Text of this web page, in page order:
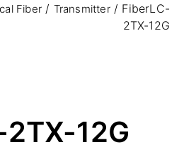
Fiber/ Transmitter/ FiberLC-
2TX-12G
12G